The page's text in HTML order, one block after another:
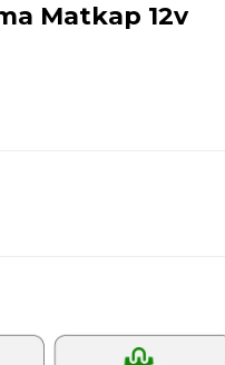
Matkap 12v